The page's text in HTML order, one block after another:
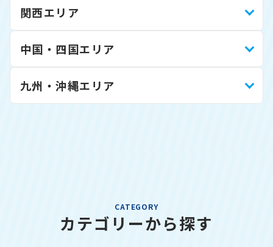
関西エリア
中国・四国エリア
九州・沖縄エリア
CATEGORY
カテゴリーから探す